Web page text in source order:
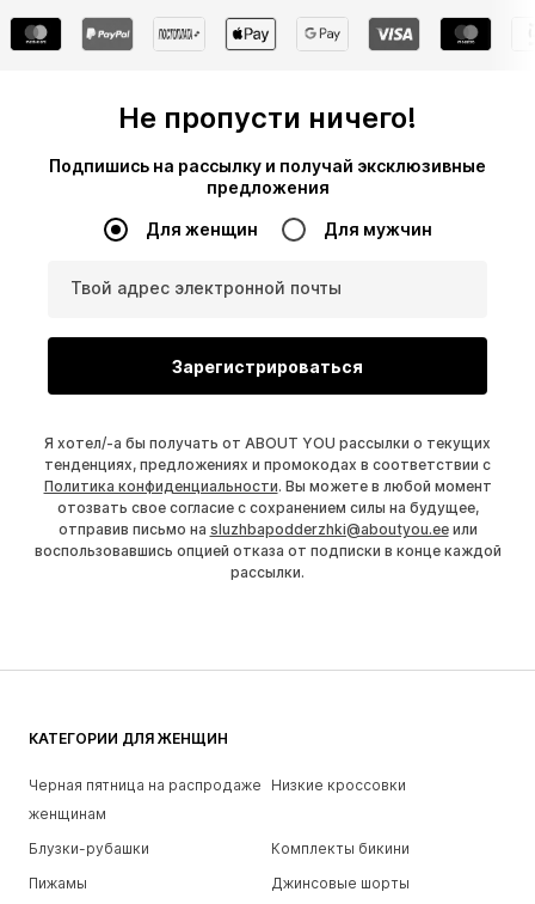
Не пропусти ничего!
Подпишись на рассылку и получай эксклюзивные
предложения
Для женщин Для мужчин
Твой адрес электронной почты
Зарегистрироваться
Я хотел/-а бы получать от ABOUT YOU рассылки о текущих
тенденциях, предложениях и промокодах в соответствии с
Политика конфиденциальности. Вы можете в любой момент
отозвать свое согласие с сохранением силы на будущее,
отправив письмо на sluzhbapodderzhki@aboutyou.eeили
воспользовавшись опцией отказа от подписки в конце каждой
рассылки.
КАТЕГОРИИ ДЛЯ ЖЕНЩИН
Черная пятница на распродаже
женщинам
Низкие кроссовки
Блузки-рубашки
Комплекты бикини
Пижамы
Джинсовые шорты